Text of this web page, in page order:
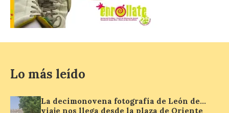
La inauguración contó
con la presencia del
alcalde de Astorga, José
El Jamón de bellota 100 %
Lo más leído
La decimonovena fotografía de León de…
viaje nos llega desde la plaza de Oriente